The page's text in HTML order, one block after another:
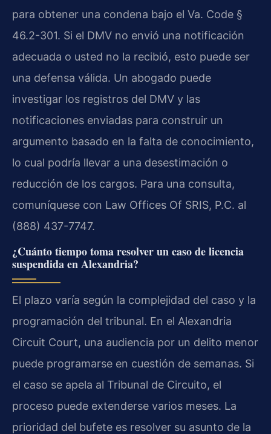
para obtener una condena bajo el Va. Code §
46.2-301. Si el DMV no envió una notificación
adecuada o usted no la recibió, esto puede ser
una defensa válida. Un abogado puede
investigar los registros del DMV y las
notificaciones enviadas para construir un
argumento basado en la falta de conocimiento,
lo cual podría llevar a una desestimación o
reducción de los cargos. Para una consulta,
comuníquese con Law Offices Of SRIS, P.C. al
(888) 437-7747.
¿Cuánto tiempo toma resolver un caso de licencia
suspendida en Alexandria?
El plazo varía según la complejidad del caso y la
programación del tribunal. En el Alexandria
Circuit Court, una audiencia por un delito menor
puede programarse en cuestión de semanas. Si
el caso se apela al Tribunal de Circuito, el
proceso puede extenderse varios meses. La
prioridad del bufete es resolver su asunto de la